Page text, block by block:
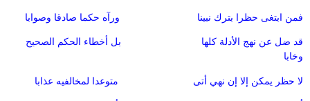
فمن ابتغى حظرا بترك نبينا ورآه حكما صادقا وصوابا
قد ضل عن نهج الأدلة كلها بل أخطاء الحكم الصحيح
وخابا
لا حظر يمكن إلا إن نهي أتى متوعدا لمخالفيه عذابا